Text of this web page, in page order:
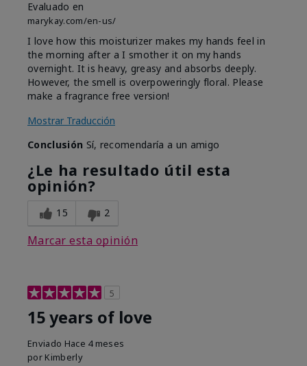
Evaluado en
marykay.com/en-us/
I love how this moisturizer makes my hands feel in
the morning after a I smother it on my hands
overnight. It is heavy, greasy and absorbs deeply.
However, the smell is overpoweringly floral. Please
make a fragrance free version!
Mostrar Traducción
Conclusión Sí, recomendaría a un amigo
¿Le ha resultado útil esta
opinión?
15 2
Marcar esta opinión
5
15 years of love
Enviado Hace 4 meses
por Kimberly